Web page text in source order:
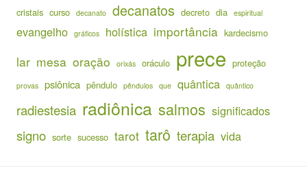
cristais curso decanato decanatos decreto dia espiritual
evangelho gráficos holística importância kardecismo
lar mesa oração orixás oráculo prece proteção
provas psiônica pêndulo pêndulos que quântica quântico
radiestesia radiônica salmos significados
signo sorte sucesso tarot tarô terapia vida